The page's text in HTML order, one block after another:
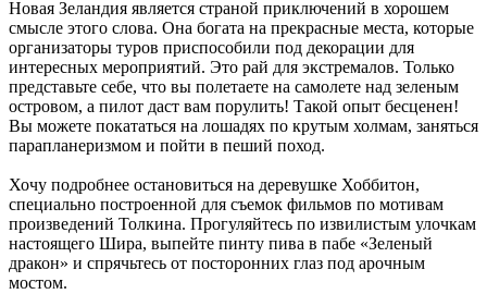
Новая Зеландия является страной приключений в хорошем
смысле этого слова. Она богата на прекрасные места, которые
организаторы туров приспособили под декорации для
интересных мероприятий. Это рай для экстремалов. Только
представьте себе, что вы полетаете на самолете над зеленым
островом, а пилот даст вам порулить! Такой опыт бесценен!
Вы можете покататься на лошадях по крутым холмам, заняться
парапланеризмом и пойти в пеший поход.
Хочу подробнее остановиться на деревушке Хоббитон,
специально построенной для съемок фильмов по мотивам
произведений Толкина. Прогуляйтесь по извилистым улочкам
настоящего Шира, выпейте пинту пива в пабе «Зеленый
дракон» и спрячьтесь от посторонних глаз под арочным
мостом.